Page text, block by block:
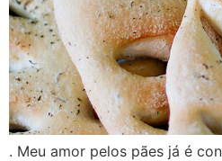
. Meu amor pelos pães já é